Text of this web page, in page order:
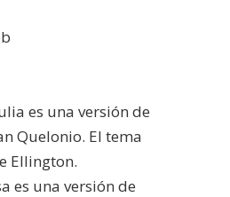
es una versión de
Quelonio. El tema
Ellington.
es una versión de